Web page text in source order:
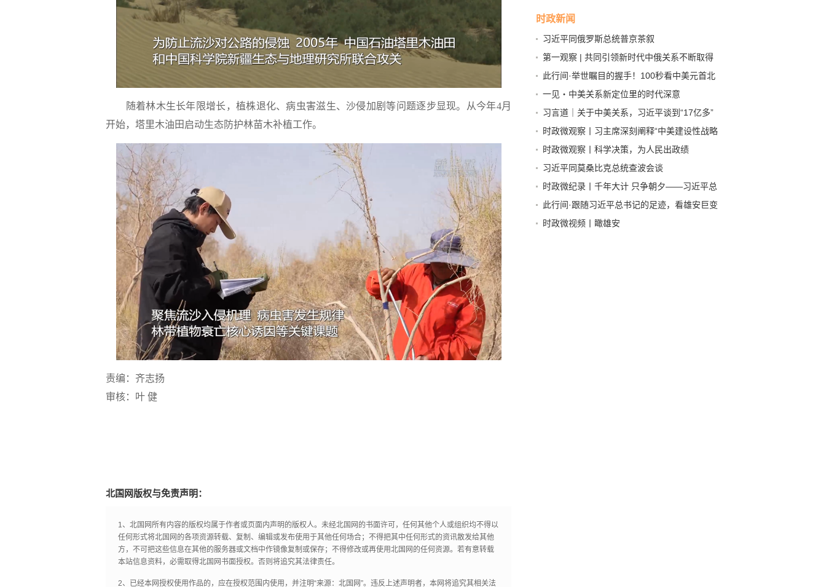
随着林木生长年限增长，植株退化、病虫害滋生、沙侵加剧等问题逐步显现。从今年4月
开始，塔里木油田启动生态防护林苗木补植工作。
责编：齐志扬
审核：叶 健
北国网版权与免责声明：
1、北国网所有内容的版权均属于作者或页面内声明的版权人。未经北国网的书面许可，任何其他个人或组织均不得以
任何形式将北国网的各项资源转载、复制、编辑或发布使用于其他任何场合；不得把其中任何形式的资讯散发给其他
方，不可把这些信息在其他的服务器或文档中作镜像复制或保存；不得修改或再使用北国网的任何资源。若有意转载
本站信息资料，必需取得北国网书面授权。否则将追究其法律责任。
2、已经本网授权使用作品的，应在授权范围内使用，并注明“来源：北国网”。违反上述声明者，本网将追究其相关法
时政新闻
习近平同俄罗斯总统普京茶叙
第一观察 | 共同引领新时代中俄关系不断取得
新成果
此行间·举世瞩目的握手！100秒看中美元首北
京会晤
一见・中美关系新定位里的时代深意
习言道｜关于中美关系，习近平谈到“17亿多”
和“80多亿”
时政微观察丨习主席深刻阐释“中美建设性战略
稳定关系”的核心要义
时政微观察丨科学决策，为人民出政绩
习近平同莫桑比克总统查波会谈
时政微纪录丨千年大计 只争朝夕——习近平总
书记赴河北雄安新区考察纪实
此行间·跟随习近平总书记的足迹，看雄安巨变
时政微视频丨瞰雄安